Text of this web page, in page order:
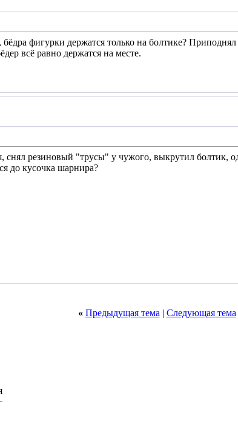
бёдра фигурки держатся только на болтике?
всё равно держатся на месте.
снял резиновый "трусы" у чужого, выкрутил болтик,
до кусочка шарнира?
« Предыдущая тема | Следующая тема